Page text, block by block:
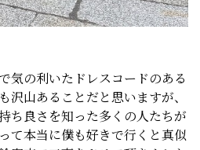
気の利いたドレスコードのある
沢山あることだと思いますが、
ち良さを知った多くの人たちが
て本当に僕も好きで行くと真似